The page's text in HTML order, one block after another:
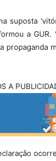
suposta
a GUR.
A